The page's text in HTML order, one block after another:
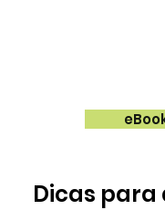
Dicas para